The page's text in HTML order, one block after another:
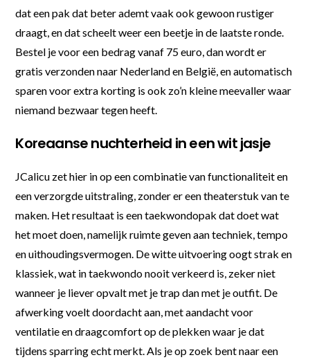
dat een pak dat beter ademt vaak ook gewoon rustiger
draagt, en dat scheelt weer een beetje in de laatste ronde.
Bestel je voor een bedrag vanaf 75 euro, dan wordt er
gratis verzonden naar Nederland en België, en automatisch
sparen voor extra korting is ook zo’n kleine meevaller waar
niemand bezwaar tegen heeft.
Koreaanse nuchterheid in een wit jasje
JCalicu zet hier in op een combinatie van functionaliteit en
een verzorgde uitstraling, zonder er een theaterstuk van te
maken. Het resultaat is een taekwondopak dat doet wat
het moet doen, namelijk ruimte geven aan techniek, tempo
en uithoudingsvermogen. De witte uitvoering oogt strak en
klassiek, wat in taekwondo nooit verkeerd is, zeker niet
wanneer je liever opvalt met je trap dan met je outfit. De
afwerking voelt doordacht aan, met aandacht voor
ventilatie en draagcomfort op de plekken waar je dat
tijdens sparring echt merkt. Als je op zoek bent naar een